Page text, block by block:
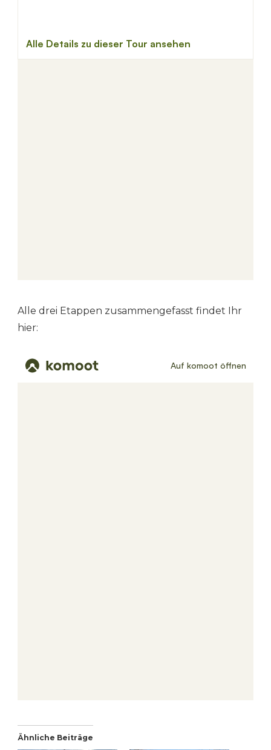
Alle drei Etappen zusammengefasst findet Ihr
hier:
Ähnliche Beiträge